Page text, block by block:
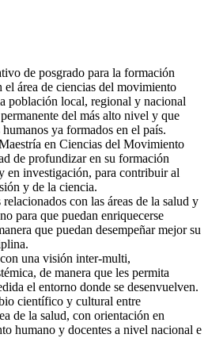
de posgrado para la formación
el área de ciencias del movimiento
población local, regional y nacional
del más alto nivel y que
ya formados en el país.
en Ciencias del Movimiento
de profundizar en su formación
en investigación, para contribuir al
y de la ciencia.
con las áreas de la salud y
para que puedan enriquecerse
que puedan desempeñar mejor su
una visión inter-multi,
de manera que les permita
el entorno donde se desenvuelven.
científico y cultural entre
de la salud, con orientación en
humano y docentes a nivel nacional e